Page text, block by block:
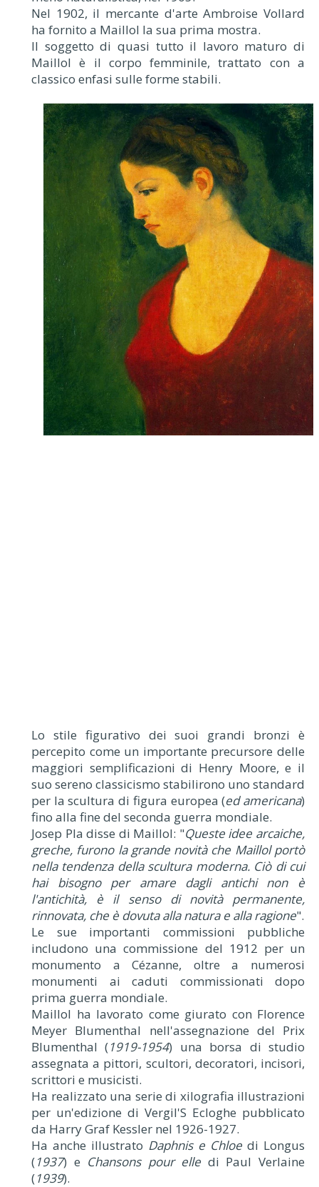
Nel 1902, il mercante d'arte Ambroise Vollard
ha fornito a Maillol la sua prima mostra.
Il soggetto di quasi tutto il lavoro maturo di
Maillol è il corpo femminile, trattato con a
classico enfasi sulle forme stabili.
Lo stile figurativo dei suoi grandi bronzi è
percepito come un importante precursore delle
maggiori semplificazioni di Henry Moore, e il
suo sereno classicismo stabilirono uno standard
per la scultura di figura europea (ed americana)
fino alla fine del seconda guerra mondiale.
Josep Pla disse di Maillol: "Queste idee arcaiche,
greche, furono la grande novità che Maillol portò
nella tendenza della scultura moderna. Ciò di cui
hai bisogno per amare dagli antichi non è
l'antichità, è il senso di novità permanente,
rinnovata, che è dovuta alla natura e alla ragione".
Le sue importanti commissioni pubbliche
includono una commissione del 1912 per un
monumento a Cézanne, oltre a numerosi
monumenti ai caduti commissionati dopo
prima guerra mondiale.
Maillol ha lavorato come giurato con Florence
Meyer Blumenthal nell'assegnazione del Prix
Blumenthal (1919-1954) una borsa di studio
assegnata a pittori, scultori, decoratori, incisori,
scrittori e musicisti.
Ha realizzato una serie di xilografia illustrazioni
per un'edizione di Vergil'S Ecloghe pubblicato
da Harry Graf Kessler nel 1926-1927.
Ha anche illustrato Daphnis e Chloe di Longus
(1937) e Chansons pour elle di Paul Verlaine
(1939).